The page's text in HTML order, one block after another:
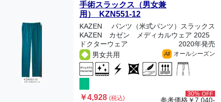
手術スラックス（男女兼
用） KZN551-12
KAZEN
パンツ（米式パンツ）スラックス
KAZEN カゼン メディカルウェア 2025
ドクターウェア
2020年発売
男女共用
All オールシーズン
￥4,928(税込)
30% OFF
参考価格￥7,040-